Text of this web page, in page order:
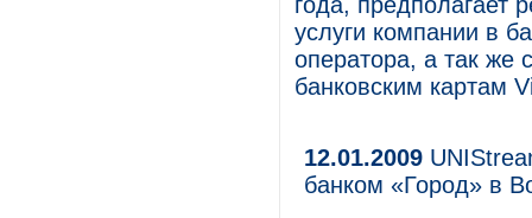
услуги компании в
оператора, а так же
банковским картам
12.01.2009
банком «Город» в